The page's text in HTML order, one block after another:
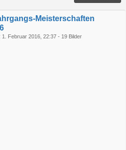
Meisterschaften
1. Februar 2016, 22:37 - 19 Bilder